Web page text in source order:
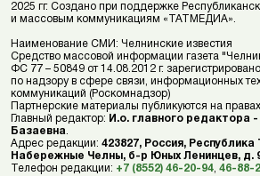
2025 гг. Создано при поддержке
и массовым коммуникациям «ТАТМЕДИА».
Наименование СМИ: Челнинские известия
Средство массовой информации газета
ФС 77 – 50849 от 14.08.2012 г.
по надзору в сфере связи, информационных
коммуникаций (Роскомнадзор)
Партнерские материалы публикуются на
Главный редактор: И.о. главного редактора
Базаевна
Адрес редакции: 423827, Россия, Республика
Набережные Челны, б-р Юных Ленинцев, д.
Телефон редакции: +7 (8552) 46-20-94 46-88-